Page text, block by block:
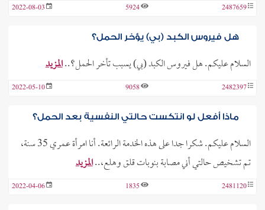
2487659
5924
2022-08-03
هل فيروس الكبد (بي) يؤخر الحمل؟
السلام عليكم. هل فيروس الكبد (بي) يسبب تأخر الحمل؟..المزيد
2482397
9058
2022-05-10
ماذا أفعل لو انتكست حالتي النفسية بعد الحمل؟
السلام عليكم. شكرا جدا على هذه الخدمة الرائعة. أنا امرأة عمري 35 سنة،
تم تشخيص حالتي أني مصابة بنوبات قلق وهلع،..المزيد
2481120
1835
2022-04-06